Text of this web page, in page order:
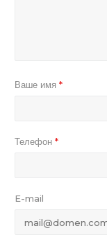
Ваше имя *
Телефон *
E-mail